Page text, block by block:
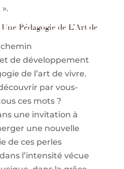
Pédagogie de L’Art de
de développement
de l’art de vivre.
par vous-
ces mots ?
une invitation à
une nouvelle
de ces perles
l’intensité vécue